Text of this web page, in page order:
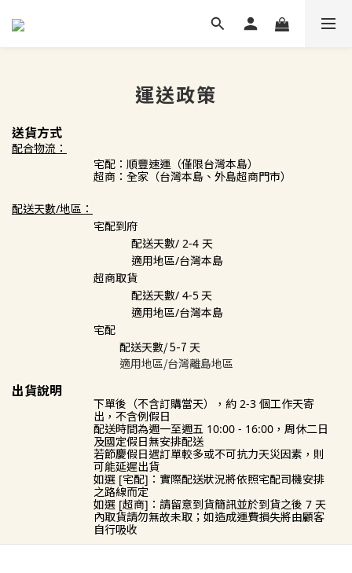
運送政策
送貨方式
配合物流：
宅配：順豐速運 （僅限台灣本島）
超商：全家（台灣本島、外島超商門市）
配送天數/地區：
宅配到府
配送天數/ 2-4 天
適用地區/台灣本島
超商取貨
配送天數/ 4-5 天
適用地區/台灣本島
宅配
配送天數/5-7 天
適用地區/台灣離島地區
出貨說明
下單後（不含訂購當天），約 2-3 個工作天寄
出，不含例假日
配送時間為週一至週五 10:00 - 16:00，周休二日
及國定假日無安排配送
若節慶假日遇訂單較多或不可抗力天災因素，則
可能延遲出貨
如選 [宅配]：實際配送狀況將依照宅配司機安排
之路線而定
如選 [超商]：請留意到貨簡訊並於到貨之後 7 天
內取貨請勿無故未取；如造成運費損失將由顧客
自行吸收